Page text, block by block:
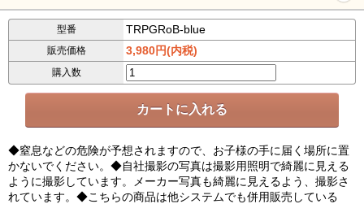
型番 TRPGRoB-blue
販売価格 3,980円(内税)
購入数
◆窒息などの危険が予想されますので、お子様の手に届く場所に置
かないでください。◆自社撮影の写真は撮影用照明で綺麗に見える
ように撮影しています。メーカー写真も綺麗に見えるよう、撮影さ
れています。◆こちらの商品は他システムでも併用販売している